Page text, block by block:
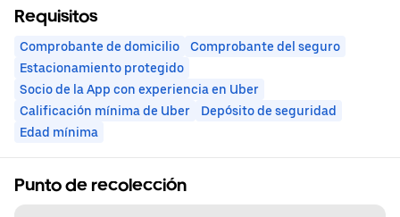
Requisitos
Comprobante de domicilio
Comprobante del seguro
Estacionamiento protegido
Socio de la App con experiencia en Uber
Calificación mínima de Uber
Depósito de seguridad
Edad mínima
Punto de recolección